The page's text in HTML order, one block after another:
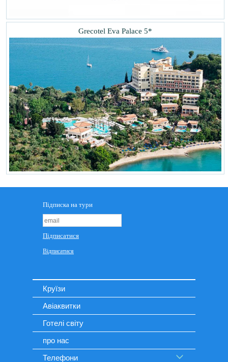
Grecotel Eva Palace 5*
Круїзи
Авіаквитки
Готелі світу
про нас
Телефони